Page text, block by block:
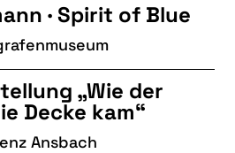
· Spirit of Blue
„Wie der
Decke kam“
Ansbach